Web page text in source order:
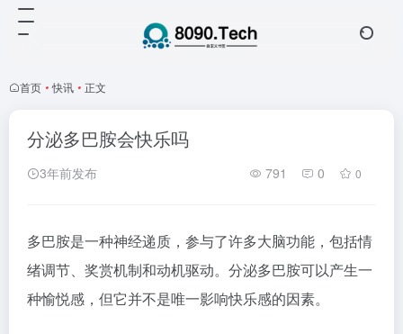
首页 • 快讯 • 正文
分泌多巴胺会快乐吗
3年前发布 791 0 0
多巴胺是一种神经递质，参与了许多大脑功能，包括情
绪调节、奖赏机制和动机驱动。分泌多巴胺可以产生一
种愉悦感，但它并不是唯一影响快乐感的因素。